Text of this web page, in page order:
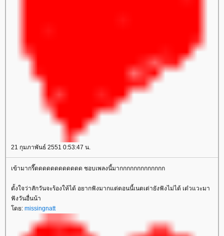
21 กุมภาพันธ์ 2551 0:53:47 น.
เข้ามากรี๊ดดดดดดดดดดดด ชอบเพลงนี้มากกกกกกกกกกกกก
ตั้งใจว่าสักวันจะร้องให้ได้ อยากฟังมากแต่ตอนนี้เนตเต่ายังฟังไม่ได้ เด๋วแวะมา
ฟังวันอื่นน้า
ดย: missingnatt